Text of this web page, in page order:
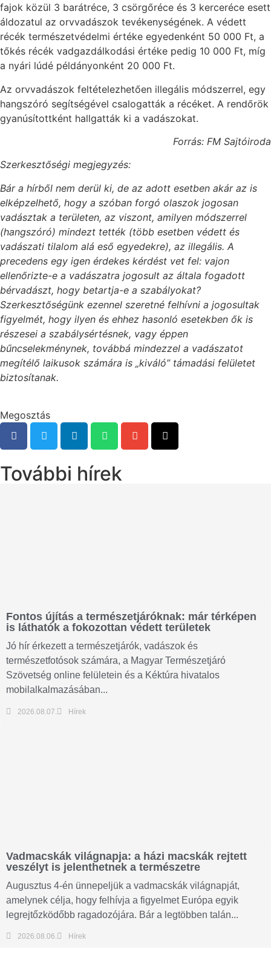
fajok közül 3 barátréce, 3 csörgőréce és 3 kerceréce esett
áldozatul az orvvadászok tevékenységének. A védett
récék természetvédelmi értéke egyedenként 50 000 Ft, a
tőkés récék vadgazdálkodási értéke pedig 10 000 Ft, míg
a nyári lúdé példányonként 20 000 Ft.
Az orvvadászok feltételezhetően illegális módszerrel, egy
hangszóró segítségével csalogatták a récéket. A rendőrök
gyanúsítottként hallgatták ki a vadászokat.
Forrás: FM Sajtóiroda
Szerkesztőségi megjegyzés:
Bár a hírből nem derül ki, de az adott esetben akár az is
elképzelhető, hogy a szóban forgó olaszok jogosan
vadásztak a területen, az viszont, amilyen módszerrel
(hangszóró) mindezt tették (több esetben védett és
vadászati tilalom alá eső egyedekre), az illegális. A
precedens egy igen érdekes kérdést vet fel: vajon
ellenőrizte-e a vadászatra jogosult az általa fogadott
bérvadászt, hogy betartja-e a szabályokat?
Szerkesztőségünk ezennel szeretné felhívni a jogosultak
figyelmét, hogy ilyen és ehhez hasonló esetekben ők is
részesei a szabálysértésnek, vagy éppen
bűncselekménynek, továbbá mindezzel a vadászatot
megítélő laikusok számára is „kiváló” támadási felületet
biztosítanak.
Megosztás
További hírek
Fontos újítás a természetjáróknak: már térképen
is láthatók a fokozottan védett területek
Jó hír érkezett a természetjárók, vadászok és
természetfotósok számára, a Magyar Természetjáró
Szövetség online felületein és a Kéktúra hivatalos
mobilalkalmazásában...
2026.08.07. Hírek
Vadmacskák világnapja: a házi macskák rejtett
veszélyt is jelenthetnek a természetre
Augusztus 4-én ünnepeljük a vadmacskák világnapját,
amelynek célja, hogy felhívja a figyelmet Európa egyik
legrejtőzködőbb ragadozójára. Bár a legtöbben talán...
2026.08.06. Hírek